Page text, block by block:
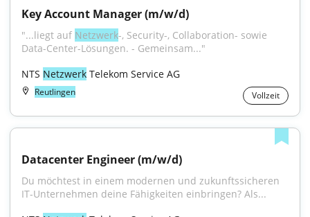
Key Account Manager (m/w/d)
"...liegt auf Netzwerk-, Security-, Collaboration- sowie
Data-Center-Lösungen. - Gemeinsam..."
NTS Netzwerk Telekom Service AG
Reutlingen Vollzeit
Datacenter Engineer (m/w/d)
Du möchtest in einem modernen und zukunftssicheren
IT-Unternehmen deine Fähigkeiten einbringen? Als...